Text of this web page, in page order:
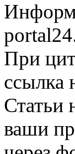
При
ссылка
Статьи
ваши